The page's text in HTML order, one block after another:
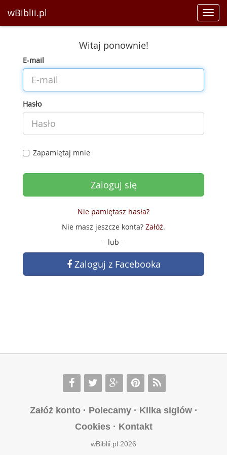
wBiblii.pl
Witaj ponownie!
E-mail
Hasło
Zapamiętaj mnie
Nie pamiętasz hasła?
Nie masz jeszcze konta? Załóż.
- lub -
Zaloguj z Facebooka
Załóż konto· Polecamy· Kilka siglów·
Cookies· Kontakt
wBiblii.pl 2026